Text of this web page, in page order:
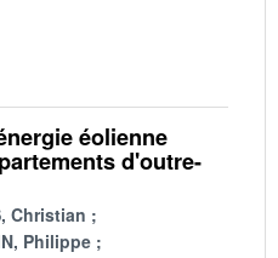
éolienne
d'outre-
Christian
Philippe